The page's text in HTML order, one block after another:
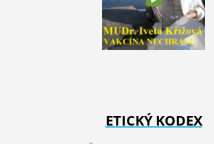
ETICKÝ KODEX